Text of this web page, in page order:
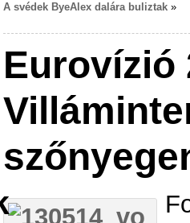
A svédek ByeAlex dalára buliztak »
Eurovízió